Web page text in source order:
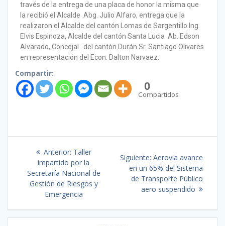
través de la entrega de una placa de honor la misma que
la recibió el Alcalde Abg. Julio Alfaro, entrega que la
realizaron el Alcalde del cantón Lomas de Sargentillo Ing.
Elvis Espinoza, Alcalde del cantón Santa Lucia Ab. Edson
Alvarado, Concejal del cantón Durán Sr. Santiago Olivares
en representación del Econ. Dalton Narvaez.
Compartir:
0
Compartidos
Anterior: Taller
impartido por la
Secretaría Nacional de
Gestión de Riesgos y
Emergencia
Siguiente: Aerovia avance
en un 65% del Sistema
de Transporte Público
aero suspendido